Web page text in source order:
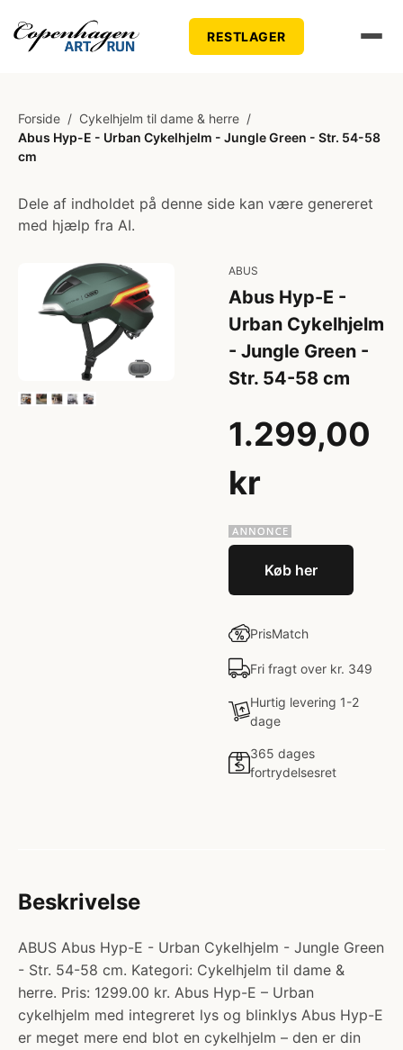
RESTLAGER
Forside / Cykelhjelm til dame & herre /
Abus Hyp-E - Urban Cykelhjelm - Jungle Green - Str. 54-58
cm
Dele af indholdet på denne side kan være genereret
med hjælp fra AI.
ABUS
Abus Hyp-E -
Urban Cykelhjelm
- Jungle Green -
Str. 54-58 cm
1.299,00
kr
Køb her
PrisMatch
Fri fragt over kr. 349
Hurtig levering 1-2
dage
365 dages
fortrydelsesret
Beskrivelse
ABUS Abus Hyp-E - Urban Cykelhjelm - Jungle Green
- Str. 54-58 cm. Kategori: Cykelhjelm til dame &
herre. Pris: 1299.00 kr. Abus Hyp-E – Urban
cykelhjelm med integreret lys og blinklys Abus Hyp-E
er meget mere end blot en cykelhjelm – den er din